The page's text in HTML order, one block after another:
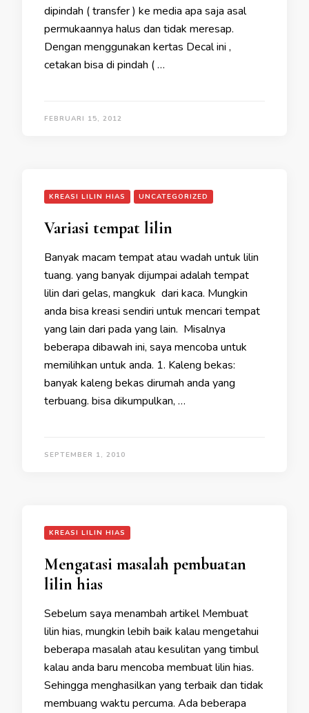
dipindah ( transfer ) ke media apa saja asal
permukaannya halus dan tidak meresap.
Dengan menggunakan kertas Decal ini ,
cetakan bisa di pindah ( …
FEBRUARI 15, 2012
KREASI LILIN HIAS UNCATEGORIZED
Variasi tempat lilin
Banyak macam tempat atau wadah untuk lilin
tuang. yang banyak dijumpai adalah tempat
lilin dari gelas, mangkuk dari kaca. Mungkin
anda bisa kreasi sendiri untuk mencari tempat
yang lain dari pada yang lain. Misalnya
beberapa dibawah ini, saya mencoba untuk
memilihkan untuk anda. 1. Kaleng bekas:
banyak kaleng bekas dirumah anda yang
terbuang. bisa dikumpulkan, …
SEPTEMBER 1, 2010
KREASI LILIN HIAS
Mengatasi masalah pembuatan
lilin hias
Sebelum saya menambah artikel Membuat
lilin hias, mungkin lebih baik kalau mengetahui
beberapa masalah atau kesulitan yang timbul
kalau anda baru mencoba membuat lilin hias.
Sehingga menghasilkan yang terbaik dan tidak
membuang waktu percuma. Ada beberapa